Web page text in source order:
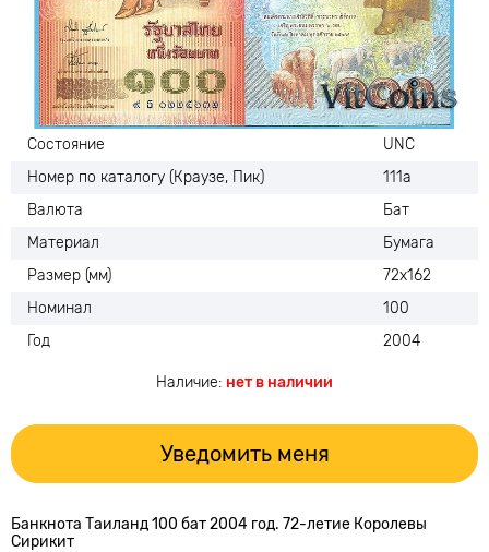
Состояние
UNC
Номер по каталогу (Краузе, Пик)
111a
Валюта
Бат
Материал
Бумага
Размер (мм)
72х162
Номинал
100
Год
2004
Наличие: нет в наличии
Уведомить меня
Банкнота Таиланд 100 бат 2004 год. 72-летие Королевы
Сирикит